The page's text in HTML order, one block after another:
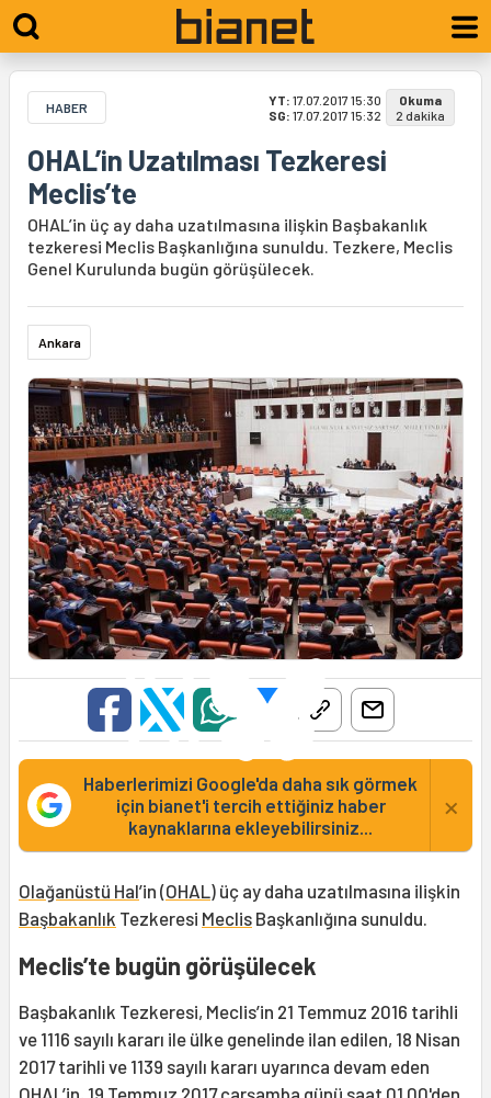
HABER YT: 17.07.2017 15:30
SG: 17.07.2017 15:32
Okuma
2 dakika
OHAL’in Uzatılması Tezkeresi
Meclis’te
OHAL’in üç ay daha uzatılmasına ilişkin Başbakanlık
tezkeresi Meclis Başkanlığına sunuldu. Tezkere, Meclis
Genel Kurulunda bugün görüşülecek.
Ankara
Haberlerimizi Google'da daha sık görmek
için bianet'i tercih ettiğiniz haber
kaynaklarına ekleyebilirsiniz...
×
Olağanüstü Hal’in (OHAL) üç ay daha uzatılmasına ilişkin
Başbakanlık Tezkeresi Meclis Başkanlığına sunuldu.
Meclis’te bugün görüşülecek
Başbakanlık Tezkeresi, Meclis’in 21 Temmuz 2016 tarihli
ve 1116 sayılı kararı ile ülke genelinde ilan edilen, 18 Nisan
2017 tarihli ve 1139 sayılı kararı uyarınca devam eden